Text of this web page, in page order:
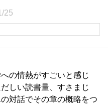
25
の情熱がすごいと感じ
しい読書量、すさまじ
対話でその章の概略をつ